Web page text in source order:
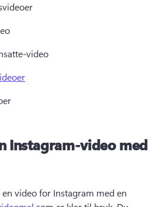
video
Instagram-video med
video for Instagram med en